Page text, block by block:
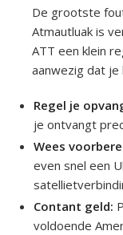
De grootste
Atmautluak is
ATT een klein
aanwezig dat je
Regel je
je ontvangt
Wees
even snel een
Contant geld:
voldoende